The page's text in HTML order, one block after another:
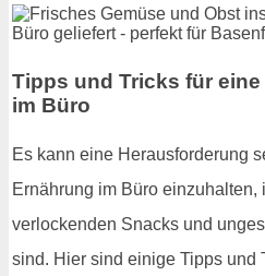
Tipps und Tricks für
im Büro
Es kann eine Herausforderung
Ernährung im Büro
verlockenden Snacks und
sind. Hier sind einige Tipps und